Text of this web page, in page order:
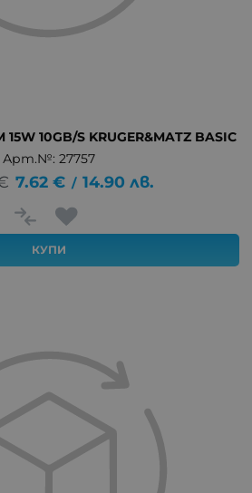
10GB/S KRUGER&MATZ BASIC
Арт.№: 27757
7.62 € / 14.90 лв.
КУПИ